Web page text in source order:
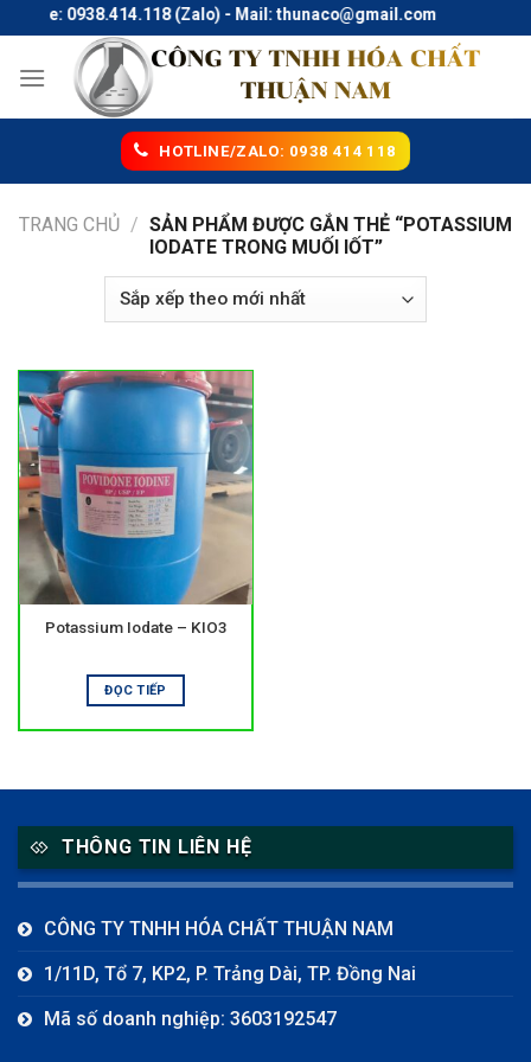
to
content
0938.414.118 (Zalo) - Mail: thunaco@gmail.com
HOTLINE/ZALO: 0938 414 118
TRANG CHỦ / SẢN PHẨM ĐƯỢC GẮN THẺ “POTASSIUM
IODATE TRONG MUỐI IỐT”
Potassium Iodate – KIO3
ĐỌC TIẾP
THÔNG TIN LIÊN HỆ
CÔNG TY TNHH HÓA CHẤT THUẬN NAM
1/11D, Tổ 7, KP2, P. Trảng Dài, TP. Đồng Nai
Mã số doanh nghiệp: 3603192547